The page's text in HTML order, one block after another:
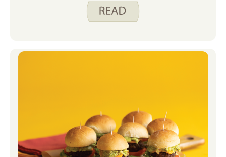
与我们四月份的食谱凉 拌卷心菜意大利面沙拉
没有任何关系，除了我一直在思考让我的孩子